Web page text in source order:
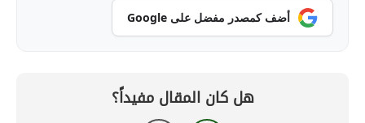
أضف كمصدر مفضل على Google
هل كان المقال مفيداً؟